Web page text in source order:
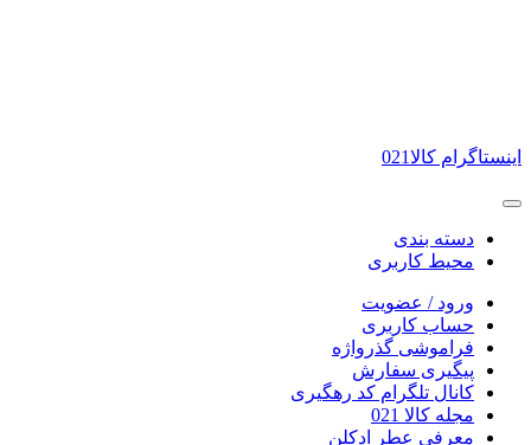
اینستاگرام کالا021
دسته بندی
محیط کاربری
ورود / عضویت
حساب کاربری
فراموشی گذرواژه
پیگیری سفارش
کانال تلگرام کد رهگیری
مجله کالا 021
معرفی عطر ادکلن